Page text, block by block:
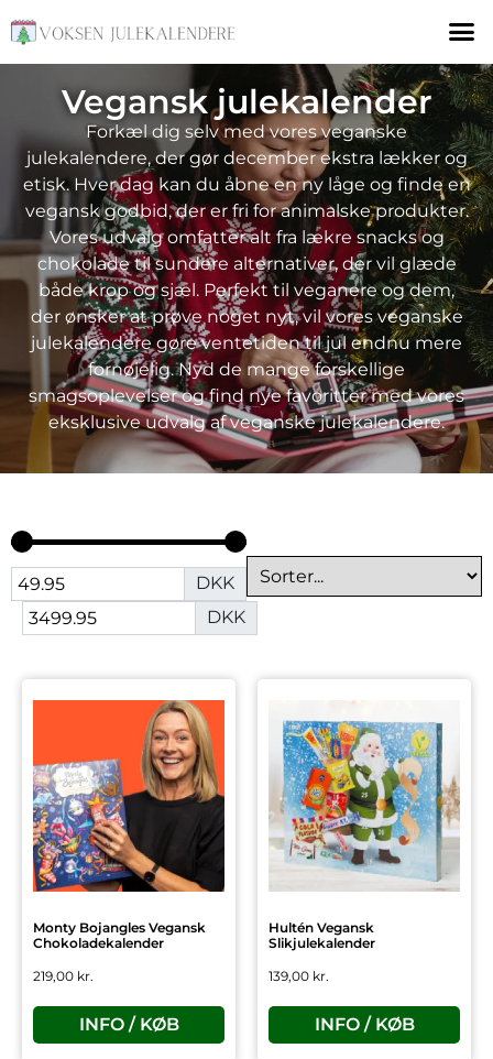
Vegansk julekalender
Forkæl dig selv med vores veganske
julekalendere, der gør december ekstra lækker og
etisk. Hver dag kan du åbne en ny låge og finde en
vegansk godbid, der er fri for animalske produkter.
Vores udvalg omfatter alt fra lækre snacks og
chokolade til sundere alternativer, der vil glæde
både krop og sjæl. Perfekt til veganere og dem,
der ønsker at prøve noget nyt, vil vores veganske
julekalendere gøre ventetiden til jul endnu mere
fornøjelig. Nyd de mange forskellige
smagsoplevelser og find nye favoritter med vores
eksklusive udvalg af veganske julekalendere.
DKK
DKK
Monty Bojangles Vegansk
Chokoladekalender
219,00 kr.
INFO / KØB
Hultén Vegansk
Slikjulekalender
139,00 kr.
INFO / KØB